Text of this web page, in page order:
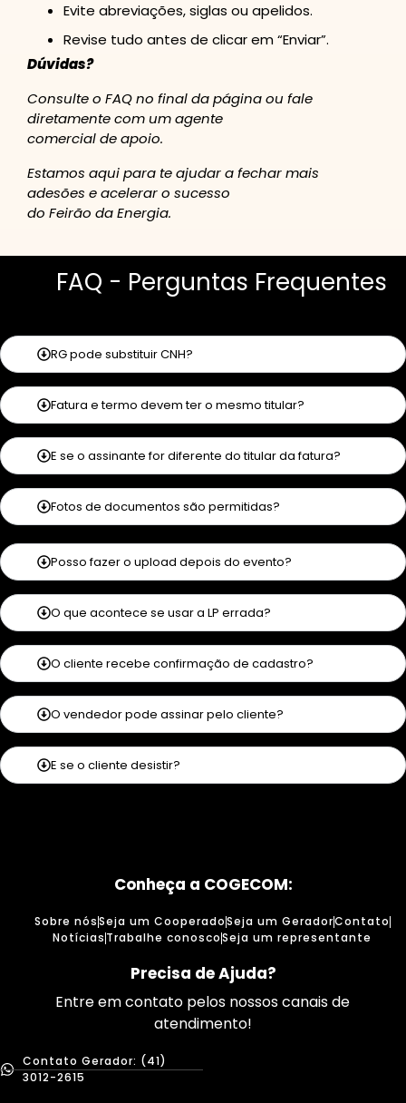
Evite abreviações, siglas ou apelidos.
Revise tudo antes de clicar em “Enviar”.
Dúvidas?
Consulte o FAQ no final da página ou fale
diretamente com um agente
comercial de apoio.
Estamos aqui para te ajudar a fechar mais
adesões e acelerar o sucesso
do Feirão da Energia.
FAQ - Perguntas Frequentes
RG pode substituir CNH?
Fatura e termo devem ter o mesmo titular?
E se o assinante for diferente do titular da fatura?
Fotos de documentos são permitidas?
Posso fazer o upload depois do evento?
O que acontece se usar a LP errada?
O cliente recebe confirmação de cadastro?
O vendedor pode assinar pelo cliente?
E se o cliente desistir?
Conheça a COGECOM:
Sobre nósSeja um CooperadoSeja um GeradorContato
Notícias Trabalhe conoscoSeja um representante
Precisa de Ajuda?
Entre em contato pelos nossos canais de
atendimento!
Contato Gerador: (41)
3012-2615